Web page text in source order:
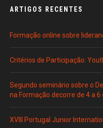
ARTIGOS RECENTES
Formação online sobre
Critérios de Participação:
Segundo seminário sobre o
na Formação decorre de 4 a
XVIII Portugal Junior